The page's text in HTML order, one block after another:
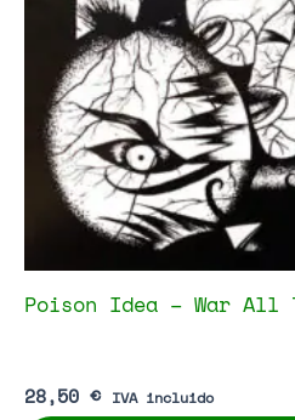
Poison Idea – War All
28,50 € IVA incluido